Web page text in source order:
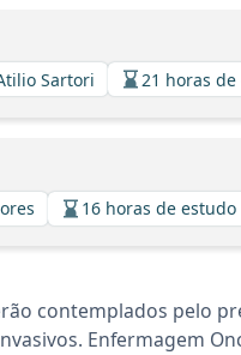
Sartori 21 horas
16 horas de estudo
contemplados pelo
Enfermagem